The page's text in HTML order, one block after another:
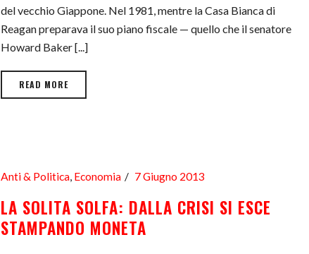
del vecchio Giappone. Nel 1981, mentre la Casa Bianca di
Reagan preparava il suo piano fiscale — quello che il senatore
Howard Baker [...]
READ MORE
Anti & Politica, Economia 7 Giugno 2013
LA SOLITA SOLFA: DALLA CRISI SI ESCE
STAMPANDO MONETA